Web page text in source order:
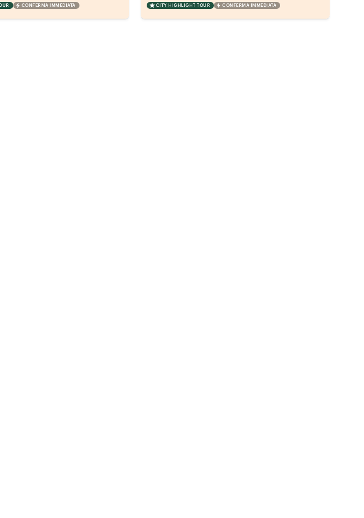
CONFERMA IMMEDIATA CITY HIGHLIGHT TOUR CONFERMA IMMEDIATA